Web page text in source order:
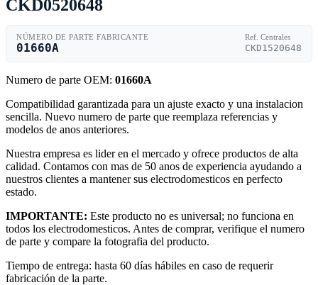
CKD0520648
NÚMERO DE PARTE FABRICANTE
01660A
Ref. Centrales
CKD1520648
Numero de parte OEM: 01660A
Compatibilidad garantizada para un ajuste exacto y una instalacion
sencilla. Nuevo numero de parte que reemplaza referencias y
modelos de anos anteriores.
Nuestra empresa es lider en el mercado y ofrece productos de alta
calidad. Contamos con mas de 50 anos de experiencia ayudando a
nuestros clientes a mantener sus electrodomesticos en perfecto
estado.
IMPORTANTE: Este producto no es universal; no funciona en
todos los electrodomesticos. Antes de comprar, verifique el numero
de parte y compare la fotografia del producto.
Tiempo de entrega: hasta 60 días hábiles en caso de requerir
fabricación de la parte.